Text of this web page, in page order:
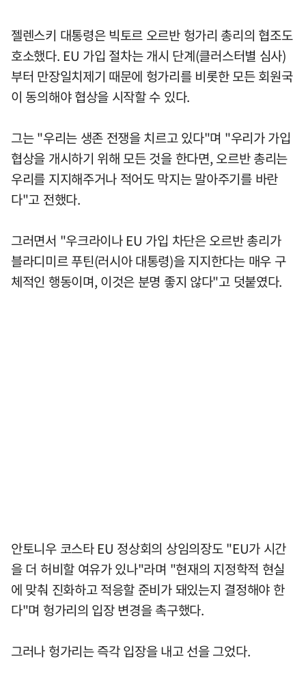
젤렌스키 대통령은 빅토르 오르반 헝가리 총리의 협조도
호소했다. EU 가입 절차는 개시 단계(클러스터별 심사)
부터 만장일치제기 때문에 헝가리를 비롯한 모든 회원국
이 동의해야 협상을 시작할 수 있다.
그는 "우리는 생존 전쟁을 치르고 있다"며 "우리가 가입
협상을 개시하기 위해 모든 것을 한다면, 오르반 총리는
우리를 지지해주거나 적어도 막지는 말아주기를 바란
다"고 전했다.
그러면서 "우크라이나 EU 가입 차단은 오르반 총리가
블라디미르 푸틴(러시아 대통령)을 지지한다는 매우 구
체적인 행동이며, 이것은 분명 좋지 않다"고 덧붙였다.
안토니우 코스타 EU 정상회의 상임의장도 "EU가 시간
을 더 허비할 여유가 있나"라며 "현재의 지정학적 현실
에 맞춰 진화하고 적응할 준비가 돼있는지 결정해야 한
다"며 헝가리의 입장 변경을 촉구했다.
그러나 헝가리는 즉각 입장을 내고 선을 그었다.